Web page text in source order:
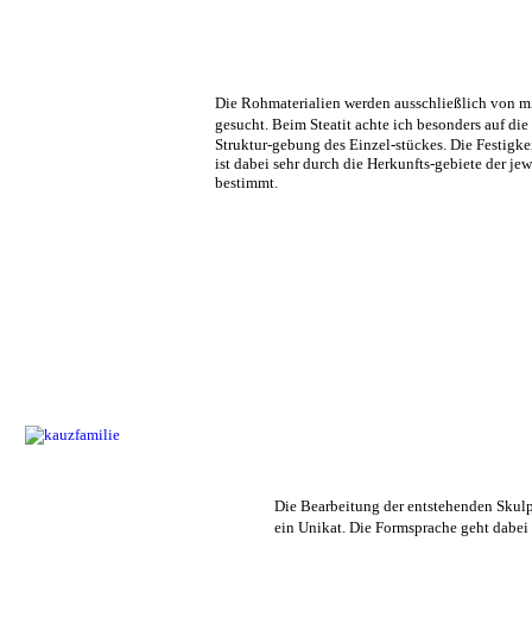
Die Rohmaterialien werden ausschließlich von
gesucht. Beim Steatit achte ich besonders auf
Struktur-gebung des Einzel-stückes. Die
ist dabei sehr durch die Herkunfts-gebiete der
bestimmt.
Die Bearbeitung der entstehenden
ein Unikat. Die Formsprache geht